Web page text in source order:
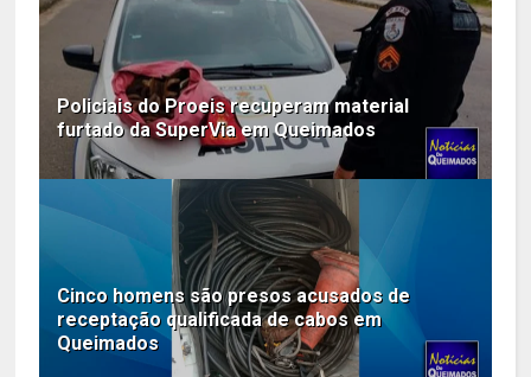
Policiais do Proeis recuperam material
furtado da SuperVia em Queimados
Cinco homens são presos acusados de
receptação qualificada de cabos em
Queimados